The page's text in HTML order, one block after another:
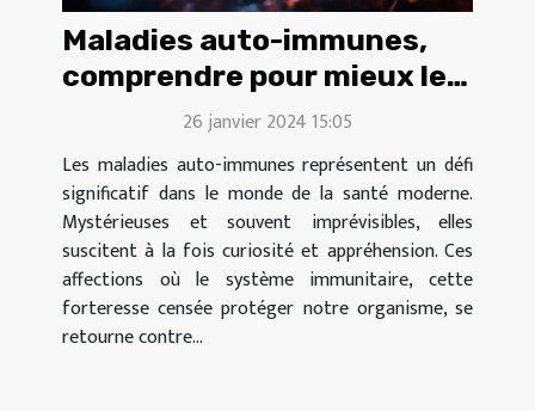
Maladies auto-immunes,
comprendre pour mieux les
combattre26 janvier 2024 15:05
Les maladies auto-immunes représentent un défi
significatif dans le monde de la santé moderne.
Mystérieuses et souvent imprévisibles, elles
suscitent à la fois curiosité et appréhension. Ces
affections où le système immunitaire, cette
forteresse censée protéger notre organisme, se
retourne contre...